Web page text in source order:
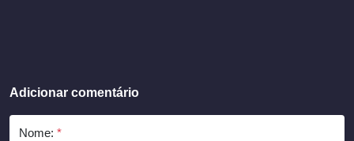
Adicionar comentário
Nome: *